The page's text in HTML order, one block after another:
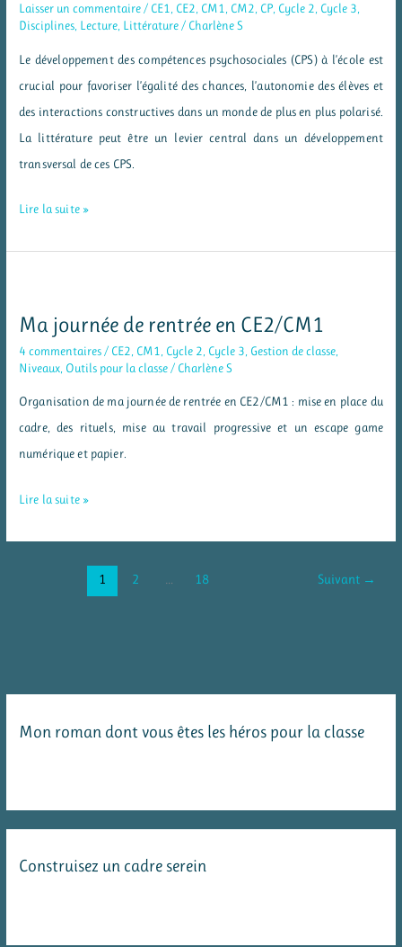
Laisser un commentaire / CE1 CE2 CM1 CM2 CP Cycle 2 Cycle 3
Disciplines Lecture Littérature / Charlène S
Le développement des compétences psychosociales (CPS) à l’école est
crucial pour favoriser l’égalité des chances, l’autonomie des élèves et
des interactions constructives dans un monde de plus en plus polarisé.
La littérature peut être un levier central dans un développement
transversal de ces CPS.
La
compétences
psychosociales
Lire la suite »
Ma journée de rentrée en CE2/CM1
4 commentaires / CE2 CM1 Cycle 2 Cycle 3 Gestion de classe
Niveaux Outils pour la classe / Charlène S
Organisation de ma journée de rentrée en CE2/CM1 : mise en place du
cadre, des rituels, mise au travail progressive et un escape game
numérique et papier.
Ma
Lire la suite »
1 2 … 18 Suivant →
Mon roman dont vous êtes les héros pour la classe
Construisez un cadre serein